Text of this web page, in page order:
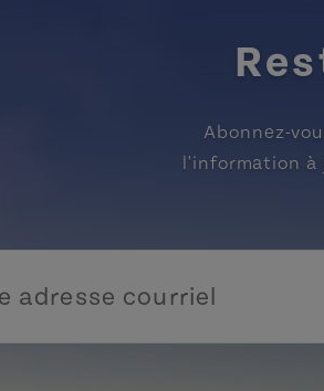
Abonnez-
l'information à